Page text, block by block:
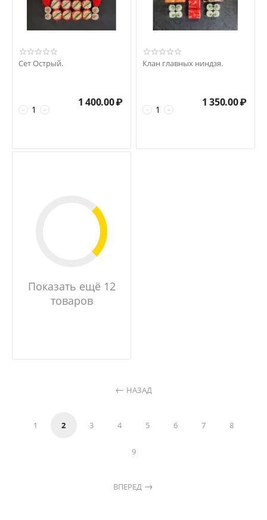
Сет Острый.
+
−
1 400.00₽
Клан главных ниндзя.
+
−
1 350.00₽
Показать ещё 12
товаров
НАЗАД
1 2 3 4 5 6 7 8
9
ВПЕРЕД